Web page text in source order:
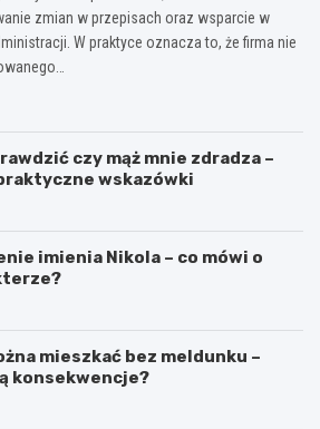
zmian w przepisach oraz wsparcie w
W praktyce oznacza to, że firma nie
czy mąż mnie zdradza –
wskazówki
imienia Nikola – co mówi o
mieszkać bez meldunku –
konsekwencje?